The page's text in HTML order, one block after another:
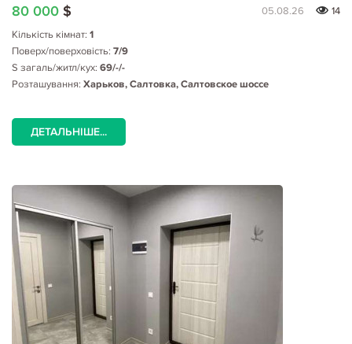
80 000 $ 05.08.26
14
Кількість кімнат: 1
Поверх/поверховість: 7/9
S загаль/житл/кух: 69/-/-
Розташування: Харьков, Салтовка, Салтовское шоссе
ДЕТАЛЬНІШЕ...